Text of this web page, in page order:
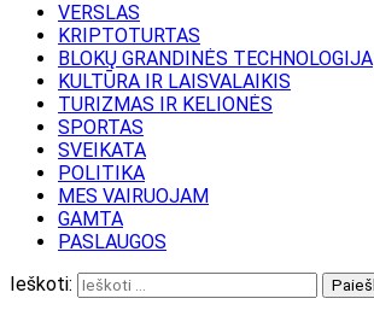
VERSLAS
KRIPTOTURTAS
BLOKŲ GRANDINĖS TECHNOLOGIJA
KULTŪRA IR LAISVALAIKIS
TURIZMAS IR KELIONĖS
SPORTAS
SVEIKATA
POLITIKA
MES VAIRUOJAM
GAMTA
PASLAUGOS
Ieškoti: